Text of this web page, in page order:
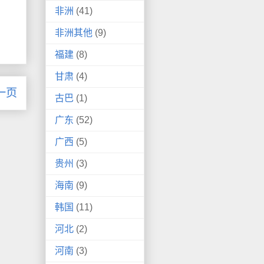
页
非洲 (41)
非洲其他 (9)
福建 (8)
甘肃 (4)
古巴 (1)
广东 (52)
广西 (5)
贵州 (3)
海南 (9)
韩国 (11)
河北 (2)
河南 (3)